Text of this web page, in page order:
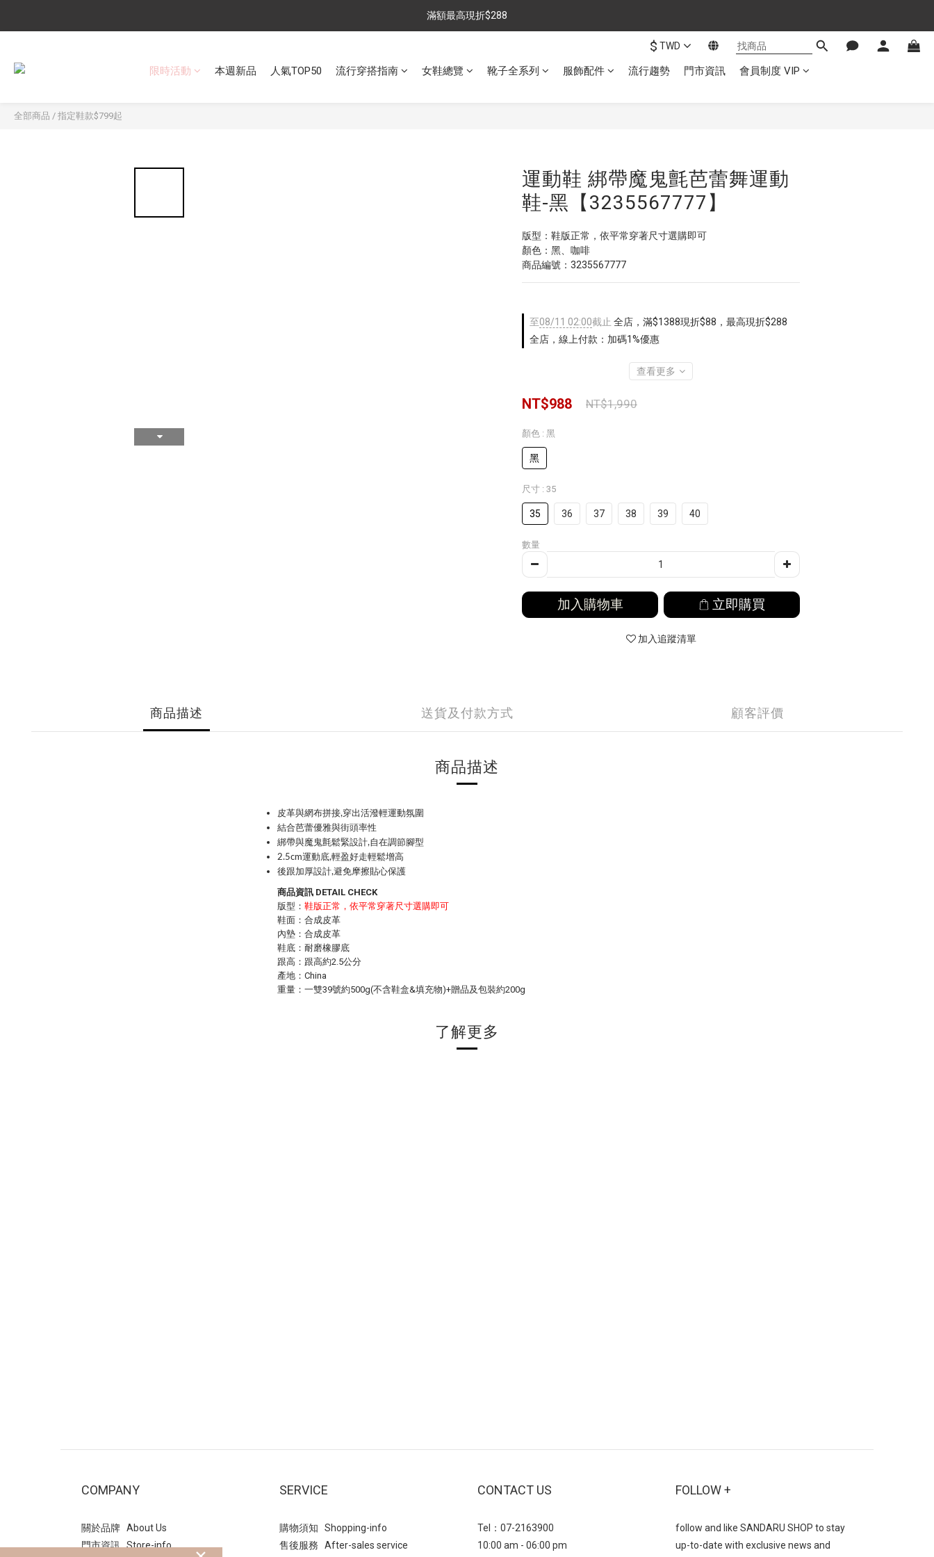
$699免運，優惠品點數5倍送
滿額最高現折$288
$699免運，優惠品點數5倍送
$ TWD
限時活動 本週新品 人氣TOP50 流行穿搭指南 女鞋總覽 靴子全系列 服飾配件 流行趨勢 門市資訊 會員制度 VIP
全部商品 / 指定鞋款$799起
運動鞋 綁帶魔鬼氈芭蕾舞運動
鞋-黑【3235567777】
版型：鞋版正常，依平常穿著尺寸選購即可
顏色：黑、咖啡
商品編號：3235567777
至08/11 02:00截止 全店，滿$1388現折$88，最高現折$288
全店，線上付款：加碼1%優惠
查看更多
NT$988 NT$1,990
顏色 : 黑
黑
尺寸 : 35
35 36 37 38 39 40
數量
加入購物車 立即購買
加入追蹤清單
商品描述 送貨及付款方式 顧客評價
商品描述
皮革與網布拼接,穿出活潑輕運動氛圍
結合芭蕾優雅與街頭率性
綁帶與魔鬼氈鬆緊設計,自在調節腳型
2.5cm運動底,輕盈好走輕鬆增高
後跟加厚設計,避免摩擦貼心保護
商品資訊 DETAIL CHECK
版型： 鞋版正常，依平常穿著尺寸選購即可
鞋面：合成皮革
內墊：合成皮革
鞋底：耐磨橡膠底
跟高：跟高約2.5公分
產地：China
重量：一雙39號約500g(不含鞋盒&填充物)+贈品及包裝約200g
了解更多
COMPANY
關於品牌 About Us
門市資訊 Store-info
SERVICE
購物須知 Shopping-info
售後服務 After-sales service
CONTACT US
Tel：07-2163900
10:00 am - 06:00 pm
FOLLOW +
follow and like SANDARU SHOP to stay
up-to-date with exclusive news and